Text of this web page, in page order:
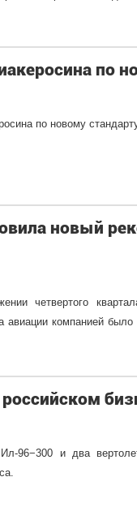
по
по новому
новый
четвертого
авиации компанией
российском
Ил-96−300 и два